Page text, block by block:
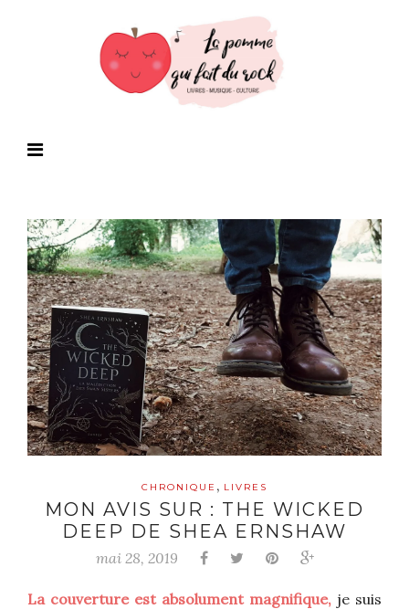
CHRONIQUE , LIVRES
MON AVIS SUR : THE WICKED
DEEP DE SHEA ERNSHAW
mai 28, 2019
La couverture est absolument magnifique, je suis